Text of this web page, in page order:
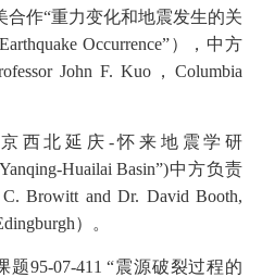
合作“重力变化和地震发生的关
Occurrence”），中方
John F. Kuo，Columbia
西北延庆-怀来地震学研
Huailai Basin”)中方负责
Browitt and Dr. David Booth,
）。
95-07-411 “震源破裂过程的